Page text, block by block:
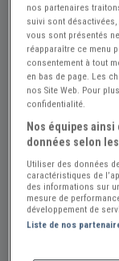
Réf : A785300
nos partenaires
suivi sont
vous sont présentés
réapparaître ce menu
consentement à tout
en bas de page. Les
nos Site Web. Pour
confidentialité.
Nos équipes
données selon
Utiliser des données
caractéristiques de
des informations sur
mesure de
développement de
Liste de nos